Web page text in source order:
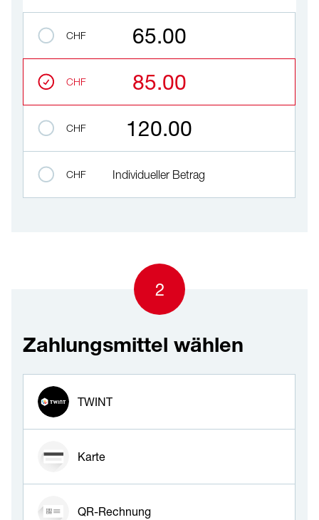
CHF 65.00
CHF 85.00
CHF 120.00
CHF Individueller Betrag
2
Zahlungsmittel wählen
TWINT
Karte
QR-Rechnung